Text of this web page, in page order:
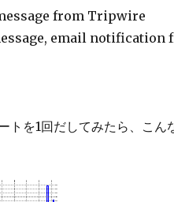
from Tripwire
email
トを1回だしてみたら、こん